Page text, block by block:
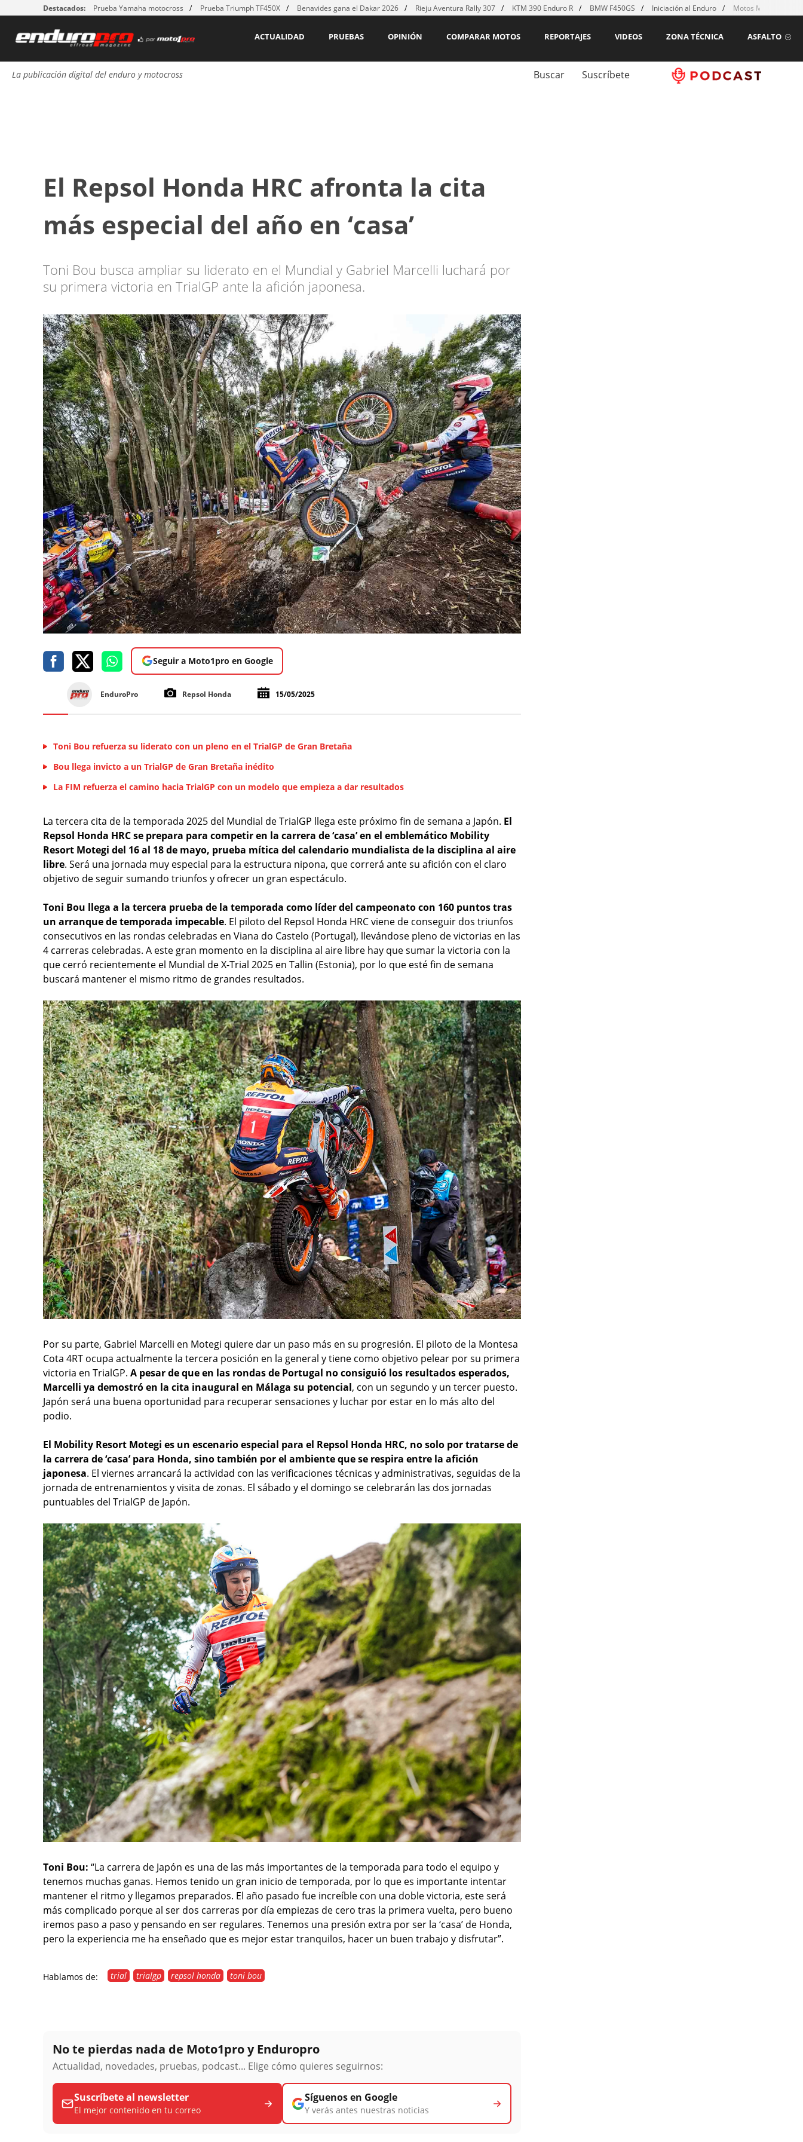
Destacados: Prueba Yamaha motocross Prueba Triumph TF450X Benavides gana el Dakar 2026 Rieju Aventura Rally 307 KTM 390 Enduro R BMW F450GS Iniciación al Enduro Motos MX para
ASFALTO
ZONA TÉCNICA
VIDEOS
REPORTAJES
COMPARAR MOTOS
OPINIÓN
PRUEBAS
ACTUALIDAD
La publicación digital del enduro y motocross Buscar Suscríbete
El Repsol Honda HRC afronta la cita
más especial del año en ‘casa’
Toni Bou busca ampliar su liderato en el Mundial y Gabriel Marcelli luchará por
su primera victoria en TrialGP ante la afición japonesa.
Seguir a Moto1pro en Google
EnduroPro Repsol Honda 15/05/2025
Toni Bou refuerza su liderato con un pleno en el TrialGP de Gran Bretaña
Bou llega invicto a un TrialGP de Gran Bretaña inédito
La FIM refuerza el camino hacia TrialGP con un modelo que empieza a dar resultados
La tercera cita de la temporada 2025 del Mundial de TrialGP llega este próximo fin de semana a Japón. El
Repsol Honda HRC se prepara para competir en la carrera de ‘casa’ en el emblemático Mobility
Resort Motegi del 16 al 18 de mayo, prueba mítica del calendario mundialista de la disciplina al aire
libre. Será una jornada muy especial para la estructura nipona, que correrá ante su afición con el claro
objetivo de seguir sumando triunfos y ofrecer un gran espectáculo.
Toni Bou llega a la tercera prueba de la temporada como líder del campeonato con 160 puntos tras
un arranque de temporada impecable. El piloto del Repsol Honda HRC viene de conseguir dos triunfos
consecutivos en las rondas celebradas en Viana do Castelo (Portugal), llevándose pleno de victorias en las
4 carreras celebradas. A este gran momento en la disciplina al aire libre hay que sumar la victoria con la
que cerró recientemente el Mundial de X-Trial 2025 en Tallin (Estonia), por lo que esté fin de semana
buscará mantener el mismo ritmo de grandes resultados.
Por su parte, Gabriel Marcelli en Motegi quiere dar un paso más en su progresión. El piloto de la Montesa
Cota 4RT ocupa actualmente la tercera posición en la general y tiene como objetivo pelear por su primera
victoria en TrialGP. A pesar de que en las rondas de Portugal no consiguió los resultados esperados,
Marcelli ya demostró en la cita inaugural en Málaga su potencial, con un segundo y un tercer puesto.
Japón será una buena oportunidad para recuperar sensaciones y luchar por estar en lo más alto del
podio.
El Mobility Resort Motegi es un escenario especial para el Repsol Honda HRC, no solo por tratarse de
la carrera de ‘casa’ para Honda, sino también por el ambiente que se respira entre la afición
japonesa. El viernes arrancará la actividad con las verificaciones técnicas y administrativas, seguidas de la
jornada de entrenamientos y visita de zonas. El sábado y el domingo se celebrarán las dos jornadas
puntuables del TrialGP de Japón.
Toni Bou: “La carrera de Japón es una de las más importantes de la temporada para todo el equipo y
tenemos muchas ganas. Hemos tenido un gran inicio de temporada, por lo que es importante intentar
mantener el ritmo y llegamos preparados. El año pasado fue increíble con una doble victoria, este será
más complicado porque al ser dos carreras por día empiezas de cero tras la primera vuelta, pero bueno
iremos paso a paso y pensando en ser regulares. Tenemos una presión extra por ser la ‘casa’ de Honda,
pero la experiencia me ha enseñado que es mejor estar tranquilos, hacer un buen trabajo y disfrutar”.
Hablamos de: trial trialgp repsol honda toni bou
No te pierdas nada de Moto1pro y Enduropro
Actualidad, novedades, pruebas, podcast... Elige cómo quieres seguirnos:
Suscríbete al newsletter
El mejor contenido en tu correo
Síguenos en Google
Y verás antes nuestras noticias